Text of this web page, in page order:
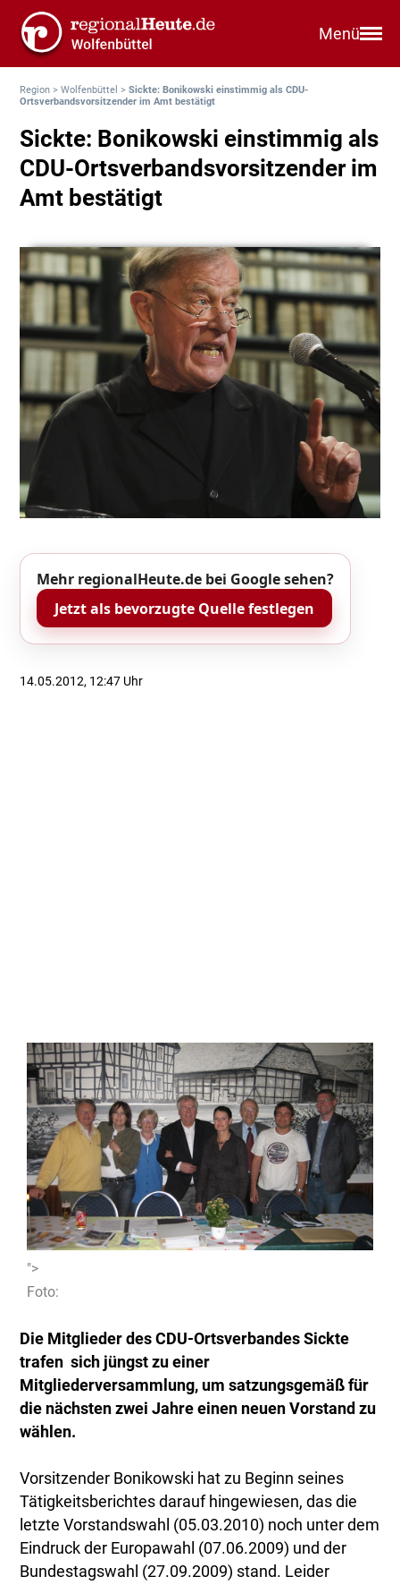
Menü
Region >Wolfenbüttel >Sickte: Bonikowski einstimmig als CDU-
Ortsverbandsvorsitzender im Amt bestätigt
Sickte: Bonikowski einstimmig als
CDU-Ortsverbandsvorsitzender im
Amt bestätigt
Mehr regionalHeute.de bei Google sehen?
Jetzt als bevorzugte Quelle festlegen
14.05.2012, 12:47 Uhr
">
Foto:
Die Mitglieder des CDU-Ortsverbandes Sickte
trafen sich jüngst zu einer
Mitgliederversammlung, um satzungsgemäß für
die nächsten zwei Jahre einen neuen Vorstand zu
wählen.
Vorsitzender Bonikowski hat zu Beginn seines
Tätigkeitsberichtes darauf hingewiesen, das die
letzte Vorstandswahl (05.03.2010) noch unter dem
Eindruck der Europawahl (07.06.2009) und der
Bundestagswahl (27.09.2009) stand. Leider